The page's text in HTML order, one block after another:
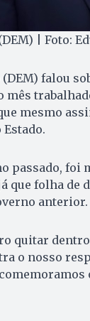
| Foto:
falou
mês
mesmo
passado,
que folha de
anterior.
quitar
o nosso